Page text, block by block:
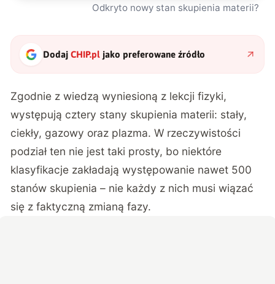
Odkryto nowy stan skupienia materii?
DodajCHIP.pl jako preferowane źródło
Zgodnie z wiedzą wyniesioną z lekcji fizyki,
występują cztery stany skupienia materii: stały,
ciekły, gazowy oraz plazma. W rzeczywistości
podział ten nie jest taki prosty, bo niektóre
klasyfikacje zakładają występowanie nawet 500
stanów skupienia – nie każdy z nich musi wiązać
się z faktyczną zmianą fazy.